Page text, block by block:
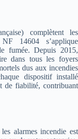
complètent les
14604 s’applique
fumée. Depuis 2015,
dans tous les foyers
dus aux incendies
dispositif installé
de fiabilité, contribuant
alarmes incendie est